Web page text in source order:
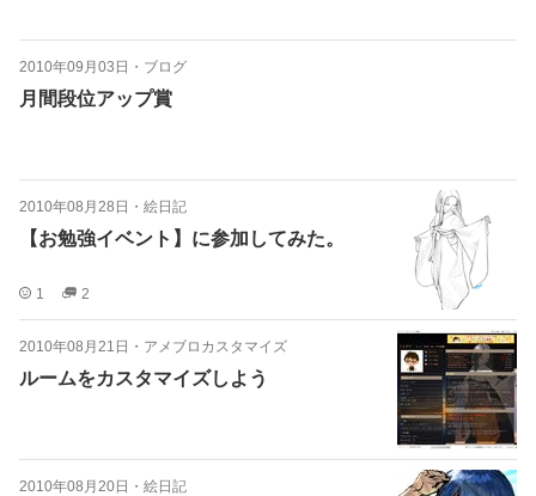
2010年09月03日 ・ ブログ
月間段位アップ賞
2010年08月28日 ・ 絵日記
【お勉強イベント】に参加してみた。
1 2
2010年08月21日 ・ アメブロカスタマイズ
ルームをカスタマイズしよう
2010年08月20日 ・ 絵日記